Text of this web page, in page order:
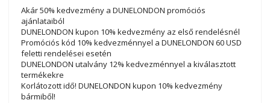
Akár 50% kedvezmény a DUNELONDON promóciós
ajánlataiból
DUNELONDON kupon 10% kedvezmény az első rendelésnél
Promóciós kód 10% kedvezménnyel a DUNELONDON 60 USD
feletti rendelései esetén
DUNELONDON utalvány 12% kedvezménnyel a kiválasztott
termékekre
Korlátozott idő! DUNELONDON kupon 10% kedvezmény
bármiből!